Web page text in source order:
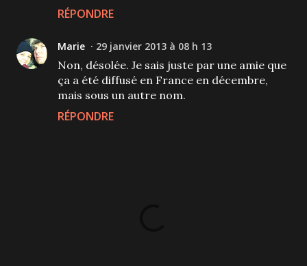
RÉPONDRE
Marie 29 janvier 2013 à 08 h 13
Non, désolée. Je sais juste par une amie que
ça a été diffusé en France en décembre,
mais sous un autre nom.
RÉPONDRE